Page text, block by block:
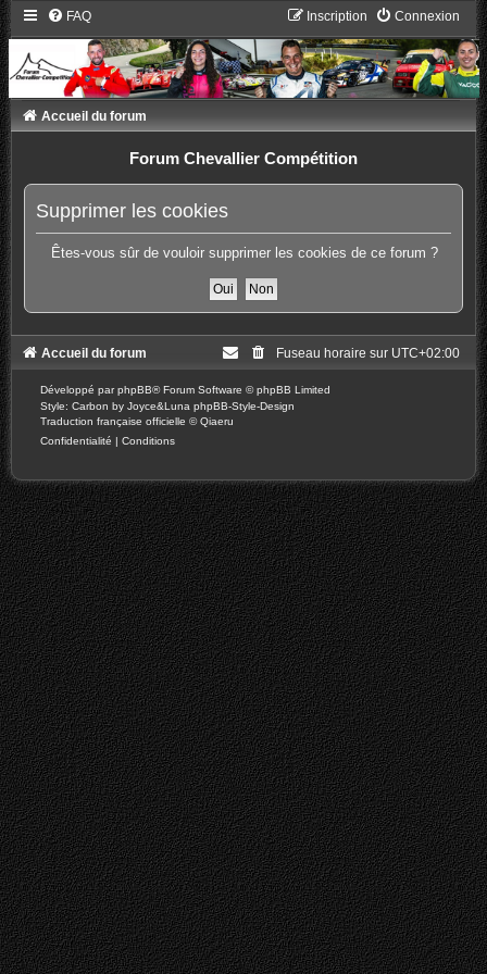
FAQ Connexion
Inscription
Accueil du forum
Forum Chevallier Compétition
Supprimer les cookies
Êtes-vous sûr de vouloir supprimer les cookies de ce forum ?
Accueil du forum Fuseau horaire sur UTC+02:00
Développé parphpBB® Forum Software © phpBB Limited
Style: Carbon by Joyce&Luna phpBB-Style-Design
Traduction française officielle ©Qiaeru
Confidentialité | Conditions